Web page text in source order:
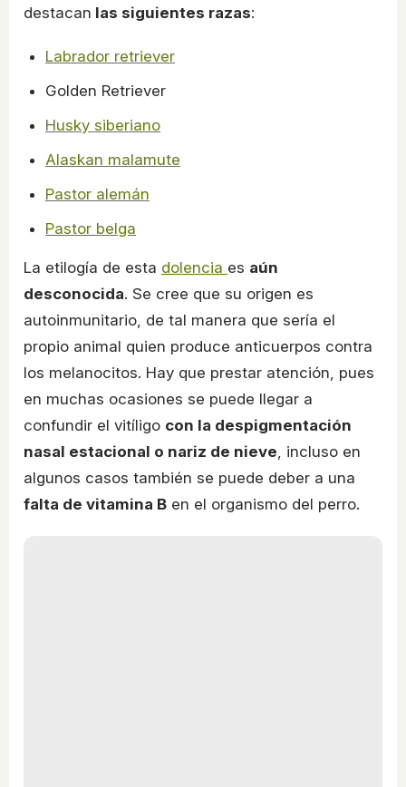
destacan las siguientes razas:
Labrador retriever
Golden Retriever
Husky siberiano
Alaskan malamute
Pastor alemán
Pastor belga
La etilogía de esta dolencia es aún
desconocida. Se cree que su origen es
autoinmunitario, de tal manera que sería el
propio animal quien produce anticuerpos contra
los melanocitos. Hay que prestar atención, pues
en muchas ocasiones se puede llegar a
confundir el vitíligo con la despigmentación
nasal estacional o nariz de nieve, incluso en
algunos casos también se puede deber a una
falta de vitamina B en el organismo del perro.